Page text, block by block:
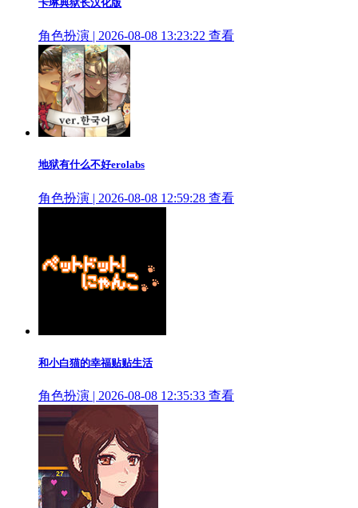
卡琳典狱长汉化版
角色扮演 | 2026-08-08 13:23:22 查看
地狱有什么不好erolabs
角色扮演 | 2026-08-08 12:59:28 查看
和小白猫的幸福贴贴生活
角色扮演 | 2026-08-08 12:35:33 查看